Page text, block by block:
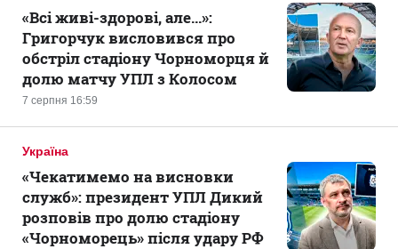
7 серпня 16:59
«Всі живі-здорові, але...»:
Григорчук висловився про
обстріл стадіону Чорноморця й
долю матчу УПЛ з Колосом
Україна
«Чекатимемо на висновки
служб»: президент УПЛ Дикий
розповів про долю стадіону
«Чорноморець» після удару РФ